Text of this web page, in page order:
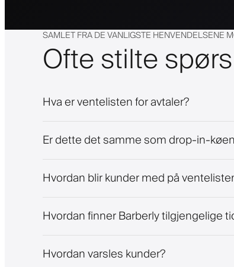
SAMLET FRA DE VANLIGSTE HENVENDELSENE
Ofte stilte
Hva er ventelisten for avtaler?
Er dette det samme som drop-in-
Hvordan blir kunder med på
Hvordan finner Barberly tilgjengelige
Hvordan varsles kunder?